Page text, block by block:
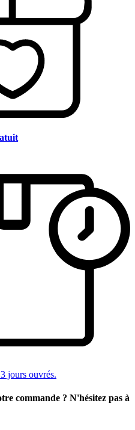
jours ouvrés.
commande ? N'hésitez pas à